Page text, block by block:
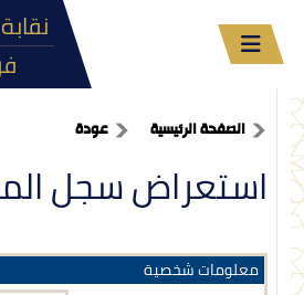
الصفحة الرئيسية عودة
استعراض سجل
معلومات شخصية